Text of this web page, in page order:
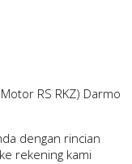
RS RKZ) Darmo
dengan rincian
rekening kami